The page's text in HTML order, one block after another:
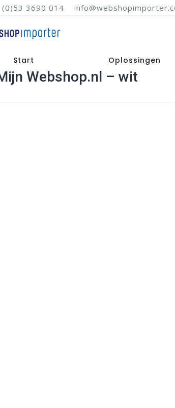
3690 014
Start Oplossingen
Webshop.nl – wit